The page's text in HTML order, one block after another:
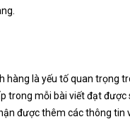
là yếu tố quan trọng
trong mỗi bài viết đạt
được thêm các thông tin